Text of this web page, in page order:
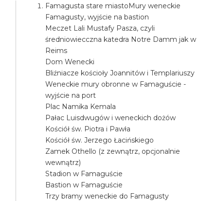
Famagusta stare miastoMury weneckie
Famagusty, wyjście na bastion
Meczet Lali Mustafy Pasza, czyli
średniowiecczna katedra Notre Damm jak w
Reims
Dom Wenecki
Bliźniacze kościoły Joannitów i Templariuszy
Weneckie mury obronne w Famaguście -
wyjście na port
Plac Namika Kemala
Pałac Luisdwugów i weneckich dożów
Kościół św. Piotra i Pawła
Kościół św. Jerzego Łacińskiego
Zamek Othello (z zewnątrz, opcjonalnie
wewnątrz)
Stadion w Famaguście
Bastion w Famaguście
Trzy bramy weneckie do Famagusty